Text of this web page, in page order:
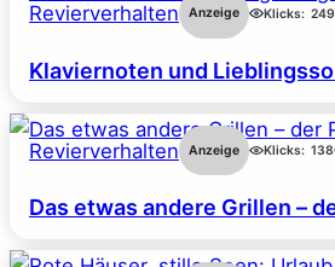
Revierverhalten Anzeige Klicks:
Klaviernoten und
Revierverhalten Anzeige Klicks:
Das etwas andere Grillen –